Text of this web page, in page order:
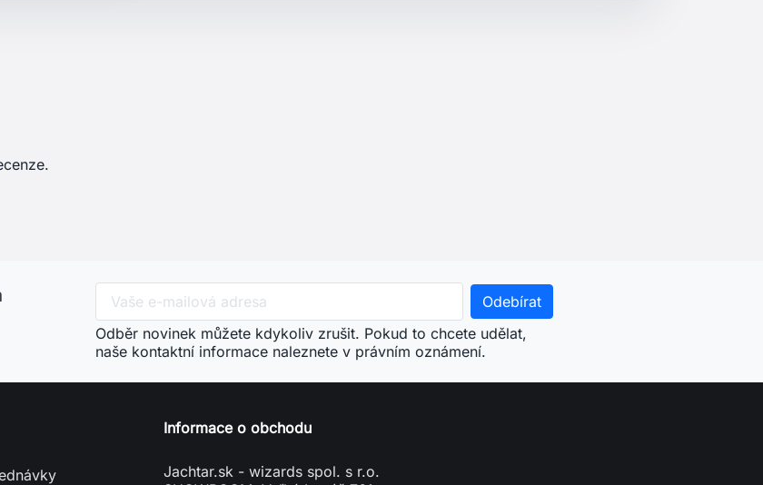
SHOWROOM: Veľký Lapáš 761
951 04 Veľký Lapáš
Slovensko
phone +421904919173
mail info@jachtar.sk